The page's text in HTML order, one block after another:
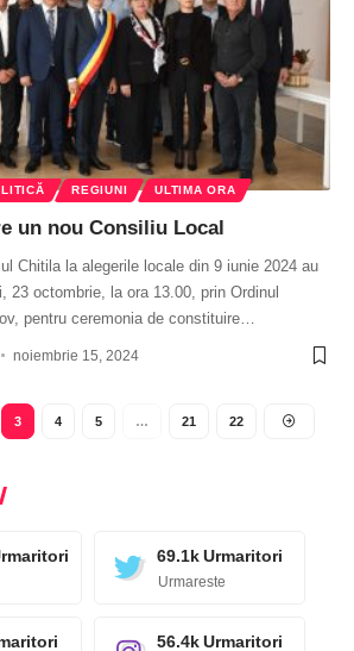
REGIUNI ULTIMA ORA
un nou Consiliu Local
Chitila la alegerile locale din 9 iunie 2024 au
23 octombrie, la ora 13.00, prin Ordinul
pentru ceremonia de constituire
noiembrie 15, 2024
3 4 5 … 21 22
69.1k Urmaritori
Urmareste
56.4k Urmaritori